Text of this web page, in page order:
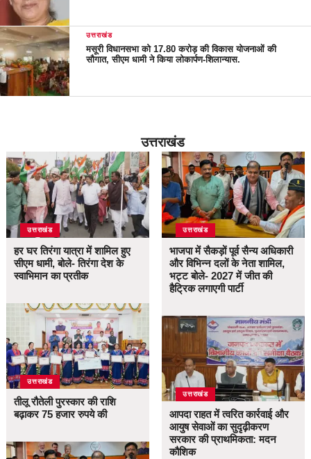
उत्तराखंड
मसूरी विधानसभा को 17.80 करोड़ की विकास योजनाओं की
सौगात, सीएम धामी ने किया लोकार्पण-शिलान्यास.
उत्तराखंड
उत्तराखंड
हर घर तिरंगा यात्रा में शामिल हुए
सीएम धामी, बोले- तिरंगा देश के
स्वाभिमान का प्रतीक
उत्तराखंड
तीलू रौतेली पुरस्कार की राशि
बढ़ाकर 75 हजार रुपये की
उत्तराखंड
भाजपा में सैकड़ों पूर्व सैन्य अधिकारी
और विभिन्न दलों के नेता शामिल,
भट्ट बोले- 2027 में जीत की
हैट्रिक लगाएगी पार्टी
उत्तराखंड
आपदा राहत में त्वरित कार्रवाई और
आयुष सेवाओं का सुदृढ़ीकरण
सरकार की प्राथमिकता: मदन
कौशिक